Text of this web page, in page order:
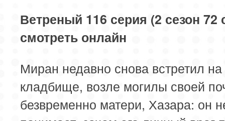
89 серия
90 серия
91 серия
93 серия
94 серия
97 серия
98 серия 99 серия
Ветреный 116 серия (2 сезон 72
смотреть онлайн
Миран недавно снова встретил на
кладбище, возле могилы своей
безвременно матери, Хазара: он